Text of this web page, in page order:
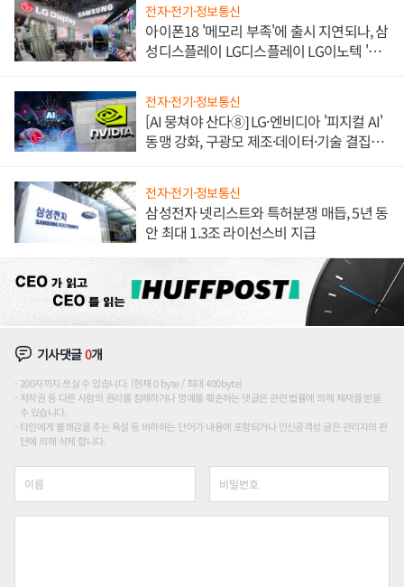
전자·전기·정보통신
아이폰18 '메모리 부족'에 출시 지연되나, 삼
성디스플레이 LG디스플레이 LG이노텍 '탈
전자·전기·정보통신
[AI 뭉쳐야 산다⑧] LG·엔비디아 '피지컬 AI'
동맹 강화, 구광모 제조·데이터·기술 결집
전자·전기·정보통신
삼성전자 넷리스트와 특허분쟁 매듭, 5년 동
안 최대 1.3조 라이선스비 지급
기사댓글0개
200자까지 쓰실 수 있습니다. (현재 0 byte / 최대 400byte)
저작권 등 다른 사람의 권리를 침해하거나 명예를 훼손하는 댓글은 관련 법률에 의해 제재를 받을
수 있습니다.
타인에게 불쾌감을 주는 욕설 등 비하하는 단어가 내용에 포함되거나 인신공격성 글은 관리자의 판
단에 의해 삭제 합니다.